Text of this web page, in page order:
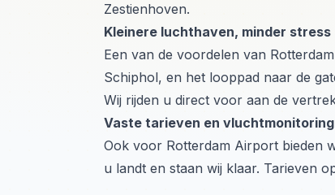
Zestienhoven.
Kleinere luchthaven, minder stress
Een van de voordelen van
Schiphol, en het looppad naar de
Wij rijden u direct voor aan de
Vaste tarieven en vluchtmonitoring
Ook voor Rotterdam Airport bieden
u landt en staan wij klaar. Tarieven